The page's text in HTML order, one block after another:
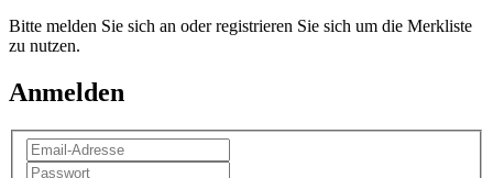
Bitte melden Sie sich an oder registrieren Sie sich um die Merkliste
zu nutzen.
Anmelden